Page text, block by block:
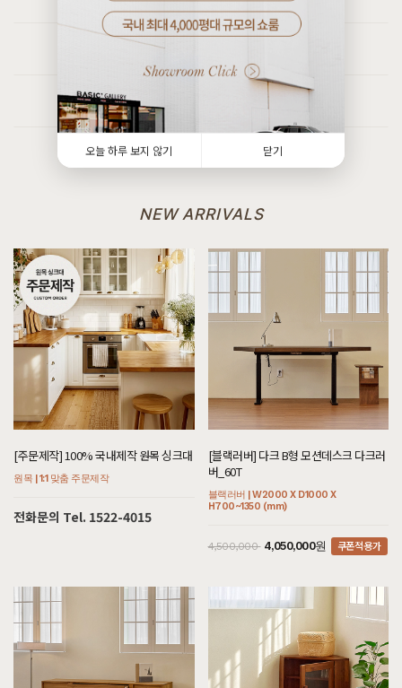
오늘 하루 보지 않기 닫기
[[코코엣지] F형 저상형침대 가드형 : 블랑화이트 SS/Q/K/SK/EK/LK/CSK/CK/CDK/CLK]
8월 5일 대구 달서 안**고객님 설치후기입니다
8월 5일 대구 수성 서**고객님 주문제작 설치후기입니다
8월 4일 경기 화성 조**고객님 주문제작 설치후기입니다
8월 4일 전남 광양 유**고객님 주문제작 설치후기입니다
8월 4일 경기 부천 이**고객님 설치후기입니다
[[한정특가] [헤리티지월넛] X형 의자 폰]
8월 4일 서울 영등포 박**고객님 설치후기입니다
[[한정특가] [헤리티지월넛] X형 의자 썬더]
8월 4일 서울 영등포 박**고객님 설치후기입니다
[[하모니] H형 수납과 서랍이 높은 침대 SS/Q/K/SK/EK/LK/CSK/CK/CDK/CLK]
8월 4일 전남 여수 전**고객님 설치후기입니다
[[한정특가] [윌라] 세라믹소파테이블]
6월 19일 서울 서초 김**고객님 설치후기입니다
[[한정특가] [윌라] 세라믹소파테이블]
5월 26일 경기 하남 박**고객님 설치후기입니다
[[한정특가] [바론] 패브릭 1인용소파/스툴 세트]
[[블랙러버] J형 책상/테이블]
8월 3일 서울 강남 이**고객님 설치후기입니다
[[블랙러버] CI형 책장 수납형]
8월 3일 서울 강남 이**고객님 설치후기입니다
[[커스텀리뷰] 1:1 맞춤 주문제작 제품 & 신제품 배송설치 포토후기]
[[커스텀리뷰] 1:1 맞춤 주문제작 제품 & 신제품 배송설치 포토후기]
7월 27일 인천 검단 최**고객님 주문제작 설치후기입니다
[[커스텀리뷰] 1:1 맞춤 주문제작 제품 & 신제품 배송설치 포토후기]
7월 25일 경기 시흥 김**고객님 주문제작 설치후기입니다
8월 4일 경기 화성 이**고객님 주문제작 설치후기입니다
[[커스텀리뷰] 1:1 맞춤 주문제작 제품 & 신제품 배송설치 포토후기]
8월 3일 인천 검단 송**고객님 주문제작 설치후기입니다
[[커스텀리뷰] 1:1 맞춤 주문제작 제품 & 신제품 배송설치 포토후기]
7월 27일 인천 검단 최**고객님 주문제작 설치후기입니다
NEW ARRIVALS
[주문제작] 100% 국내제작 원목 싱크대
원목 | 1:1 맞춤 주문제작
전화문의 Tel. 1522-4015
[블랙러버] 다크 B형 모션데스크 다크러
버_60T
블랙러버 | W2000 X D1000 X
H700~1350 (mm)
4,500,000 4,050,000원 쿠폰적용가